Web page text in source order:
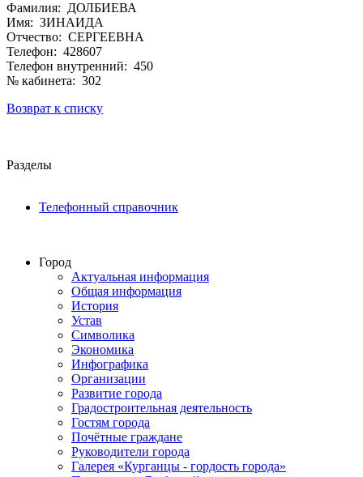
Фамилия: ДОЛБИЕВА
Имя: ЗИНАИДА
Отчество: СЕРГЕЕВНА
Телефон: 428607
Телефон внутренний: 450
№ кабинета: 302
Возврат к списку
Разделы
Телефонный справочник
Город
Актуальная информация
Общая информация
История
Устав
Символика
Экономика
Инфографика
Организации
Развитие города
Градостроительная деятельность
Гостям города
Почётные граждане
Руководители города
Галерея «Курганцы - гордость города»